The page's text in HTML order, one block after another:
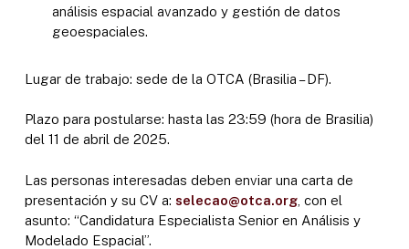
análisis espacial avanzado y gestión de datos
geoespaciales.
Lugar de trabajo: sede de la OTCA (Brasilia – DF).
Plazo para postularse: hasta las 23:59 (hora de Brasilia)
del 11 de abril de 2025.
Las personas interesadas deben enviar una carta de
presentación y su CV a: selecao@otca.org, con el
asunto: “Candidatura Especialista Senior en Análisis y
Modelado Espacial”.